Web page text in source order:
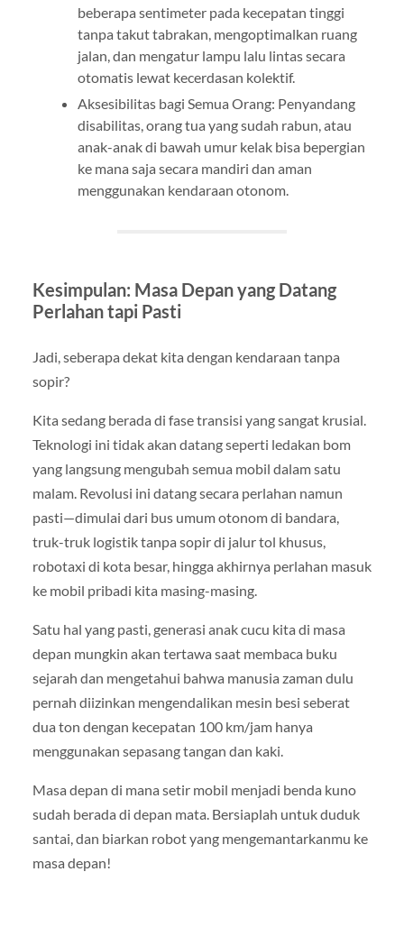
beberapa sentimeter pada kecepatan tinggi
tanpa takut tabrakan, mengoptimalkan ruang
jalan, dan mengatur lampu lalu lintas secara
otomatis lewat kecerdasan kolektif.
Aksesibilitas bagi Semua Orang: Penyandang
disabilitas, orang tua yang sudah rabun, atau
anak-anak di bawah umur kelak bisa bepergian
ke mana saja secara mandiri dan aman
menggunakan kendaraan otonom.
Kesimpulan: Masa Depan yang Datang
Perlahan tapi Pasti
Jadi, seberapa dekat kita dengan kendaraan tanpa
sopir?
Kita sedang berada di fase transisi yang sangat krusial.
Teknologi ini tidak akan datang seperti ledakan bom
yang langsung mengubah semua mobil dalam satu
malam. Revolusi ini datang secara perlahan namun
pasti—dimulai dari bus umum otonom di bandara,
truk-truk logistik tanpa sopir di jalur tol khusus,
robotaxi di kota besar, hingga akhirnya perlahan masuk
ke mobil pribadi kita masing-masing.
Satu hal yang pasti, generasi anak cucu kita di masa
depan mungkin akan tertawa saat membaca buku
sejarah dan mengetahui bahwa manusia zaman dulu
pernah diizinkan mengendalikan mesin besi seberat
dua ton dengan kecepatan 100 km/jam hanya
menggunakan sepasang tangan dan kaki.
Masa depan di mana setir mobil menjadi benda kuno
sudah berada di depan mata. Bersiaplah untuk duduk
santai, dan biarkan robot yang mengemantarkanmu ke
masa depan!